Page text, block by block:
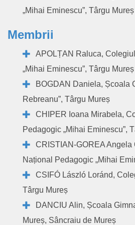
„Mihai Eminescu”, Târgu Mureș
Membrii
APOLȚAN Raluca,
„Mihai Eminescu”, Târgu Mureș
BOGDAN Daniela, Școala
Rebreanu”, Târgu Mureș
CHIPER Ioana Mirabela,
Pedagogic „Mihai Eminescu”,
CRISTIAN-GOREA Angela
Național Pedagogic „Mihai
CSIFÓ László Loránd,
Târgu Mureș
DANCIU Alin, Școala
Mureș, Sâncraiu de Mureș